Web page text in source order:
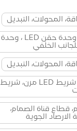
المحولات، التبديل
وحدة LED ، وحدة حقن LED ، وحدة
المحولات، التبديل
شريط LED، شريط LED مرن، شريط
قطاع قناة الصمام،
الجوية